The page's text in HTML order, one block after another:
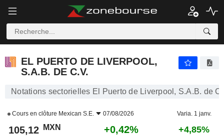
EL PUERTO DE LIVERPOOL,
S.A.B. DE C.V.
Notations sectorielles El Puerto de Liverpool, S.A.B. de
Cours en clôture Mexican S.E. 07/08/2026 Varia. 1 janv.
105,12 MXN +0,42% +4,85%